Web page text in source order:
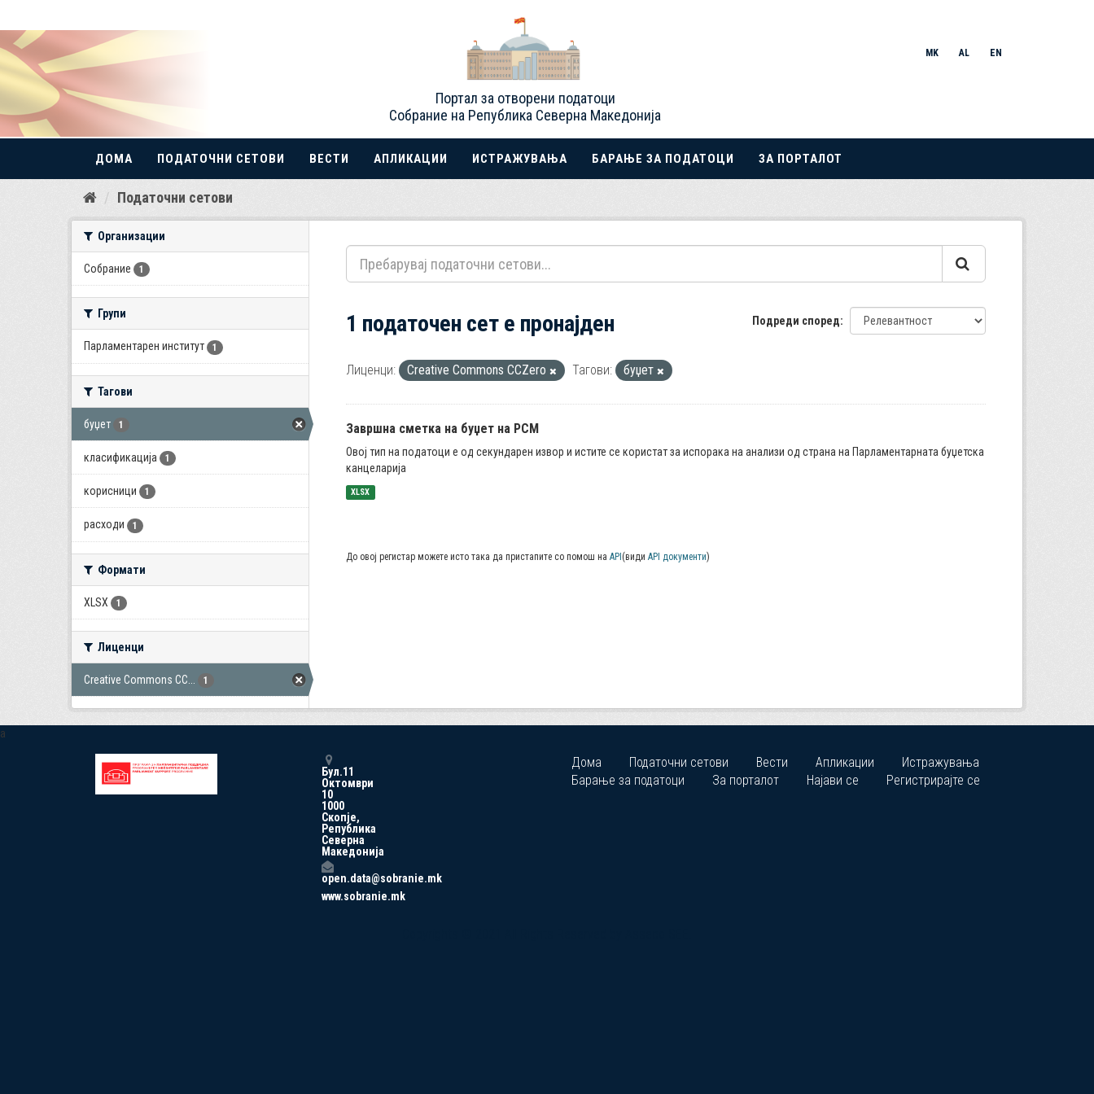
Прескокнете
Портал за отворени податоци
Собрание на Република Северна Македонија
MK AL EN
ДОМА ПОДАТОЧНИ СЕТОВИ ВЕСТИ АПЛИКАЦИИ ИСТРАЖУВАЊА БАРАЊЕ ЗА ПОДАТОЦИ ЗА ПОРТАЛОТ
Податочни сетови
Организации
Собрание 1
Групи
Парламентарен институт 1
Тагови
буџет 1
класификација 1
корисници 1
расходи 1
Формати
XLSX 1
Лиценци
Creative Commons CC... 1
Подреди според
1 податочен сет е пронајден
Лиценци: Creative Commons CCZero Тагови: буџет
Завршна сметка на буџет на РСМ
Овој тип на податоци е од секундарен извор и истите се користат за испорака на анализи од страна на Парламентарната буџетска
канцеларија
XLSX
До овој регистар можете исто така да пристапите со помош на API (види API документи)
a
Бул.11
Октомври
10
1000
Скопје,
Република
Северна
Македонија
open.data@sobranie.mk
www.sobranie.mk
Дома Податочни сетови Вести Апликации
Истражувања
Барање за податоци
За порталот Најави се Регистрирајте се